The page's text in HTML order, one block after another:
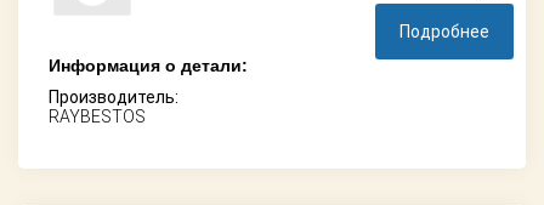
Информация о детали:
Производитель:
RAYBESTOS
Подробнее